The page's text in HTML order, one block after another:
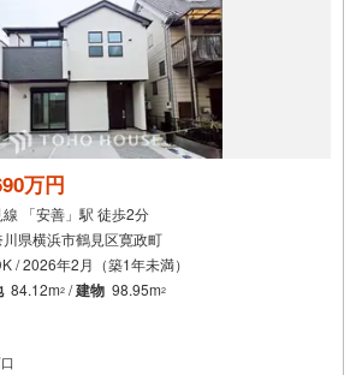
万円
線 「安善」駅 徒歩2分
川県横浜市鶴見区寛政町
/ 2026年2月（築1年未満）
84.12m2 /建物 98.95m2